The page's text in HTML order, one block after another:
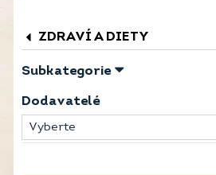
ZDRAVÍ A DIETY
Subkategorie
Dodavatelé
Vyberte